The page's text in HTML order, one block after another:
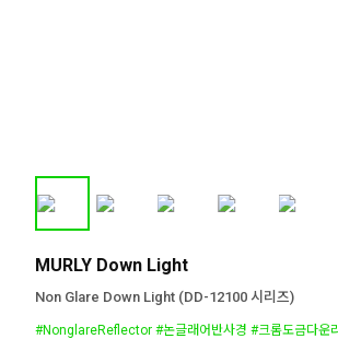
MURLY Down Light
Non Glare Down Light (DD-12100 시리즈)
#NonglareReflector #논글래어반사경 #크롬도금다운